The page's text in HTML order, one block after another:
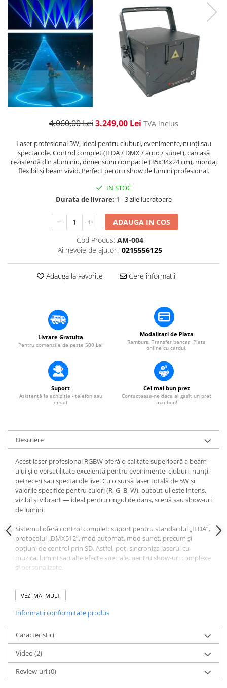
Accesorii Microfoane
Mixere audio
Mixere pentru instalații
Mixere DJ
Mixere PA (Public Address)
Instalații audio
Boxe PA (Public Address)
Control Audio
Amplificatoare
Accesorii
Playere Audio
MP3 & USB players
Amplificatoare
Sisteme asistență auditivă
Procesoare & Convertoare
Software DMX
Wireless DMX
Efecte de lumină
Globuri Disco
Lasere
Efecte DJ & Club
Stroboscoape LED
UV & Blacklight
Lumină Arhitecturală
Interior
Decor
Controler și alimentare
​​Lumină UV și neagră
Distribuitoare de putere
Conectori
Conectori Pro
Conectori Standard
Legături de cabluri
4.060,00 Lei 3.249,00 Lei TVA inclus
Laser profesional 5W, ideal pentru cluburi, evenimente, nunți sau
spectacole. Control complet (ILDA / DMX / auto / sunet), carcasă
rezistentă din aluminiu, dimensiuni compacte (35x34x24 cm), montaj
flexibil și beam vivid. Perfect pentru show de lumini profesional.
IN STOC
Durata de livrare: 1 - 3 zile lucratoare
ADAUGA IN COS
Cod Produs: AM-004
Ai nevoie de ajutor? 0215556125
Adauga la Favorite Cere informatii
Livrare Gratuita
Pentru comenzile de peste 500 Lei
Modalitati de Plata
Ramburs, Transfer bancar, Plata
online cu cardul.
Suport
Asistență la achiziție - telefon sau
email
Cel mai bun pret
Contacteaza-ne daca ai gasit un pret
mai bun!
Descriere
Acest laser profesional RGBW oferă o calitate superioară a beam-
ului și o versatilitate excelentă pentru evenimente, cluburi, nunți,
petreceri sau spectacole live. Cu o sursă laser totală de 5W și
valorile specifice pentru culori (R, G, B, W), output-ul este intens,
vizibil și vibrant — ideal pentru ringul de dans, scenă sau show-uri
de lumini.
Sistemul oferă control complet: suport pentru standardul „ILDA”,
protocolul „DMX512”, mod automat, mod sunet, precum și
opțiuni de control prin SD. Astfel, poți sincroniza laserul cu
muzica, lumini sau alte efecte speciale, pentru show-uri complexe
și personalizate.
Carcasa este realizată din aluminiu turnat, cu finisaj anodizat și
culoare negru mat — robustă, rezistentă la uzură și ideală pentru
modestă facilitează transportul, instalarea și montajul, fie pe
tavan, rigging, schelă sau suport flexibil.
Acest laser este o alegere excelentă pentru orice organizator sau
DJ care vrea să ofere un spectacol de lumini profesional, cu
fascicule clare, culori vibrante și control total. Perfect pentru
cluburi, baruri, săli de evenimente, nunți, concerte sau petreceri
tematice.
VEZI MAI MULT
Informatii conformitate produs
Caracteristici
Video (2)
Review-uri(0)